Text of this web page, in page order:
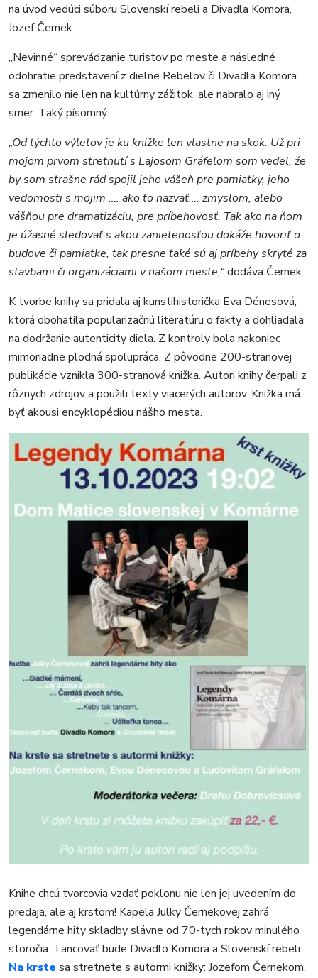
na úvod vedúci súboru Slovenskí rebeli a Divadla Komora,
Jozef Černek.
„Nevinné“ sprevádzanie turistov po meste a následné
odohratie predstavení z dielne Rebelov či Divadla Komora
sa zmenilo nie len na kultúrny zážitok, ale nabralo aj iný
smer. Taký písomný.
„Od týchto výletov je ku knižke len vlastne na skok. Už pri
mojom prvom stretnutí s Lajosom Gráfelom som vedel, že
by som strašne rád spojil jeho vášeň pre pamiatky, jeho
vedomosti s mojim …. ako to nazvať…. zmyslom, alebo
vášňou pre dramatizáciu, pre príbehovosť. Tak ako na ňom
je úžasné sledovať s akou zanietenosťou dokáže hovoriť o
budove či pamiatke, tak presne také sú aj príbehy skryté za
stavbami či organizáciami v našom meste,“dodáva Černek.
K tvorbe knihy sa pridala aj kunstihistorička Eva Dénesová,
ktorá obohatila popularizačnú literatúru o fakty a dohliadala
na dodržanie autenticity diela. Z kontroly bola nakoniec
mimoriadne plodná spolupráca. Z pôvodne 200-stranovej
publikácie vznikla 300-stranová knižka. Autori knihy čerpali z
rôznych zdrojov a použili texty viacerých autorov. Knižka má
byť akousi encyklopédiou nášho mesta.
Knihe chcú tvorcovia vzdať poklonu nie len jej uvedením do
predaja, ale aj krstom! Kapela Julky Černekovej zahrá
legendárne hity skladby slávne od 70-tych rokov minulého
storočia. Tancovať bude Divadlo Komora a Slovenskí rebeli.
Na krste sa stretnete s autormi knižky: Jozefom Černekom,